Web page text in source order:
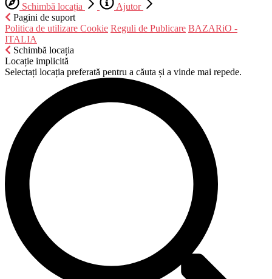
Schimbă locația
Ajutor
Pagini de suport
Politica de utilizare Cookie Reguli de Publicare BAZARiO -
ITALIA
Schimbă locația
Locație implicită
Selectați locația preferată pentru a căuta și a vinde mai repede.